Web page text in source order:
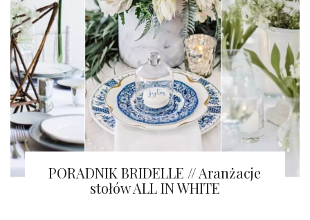
PORADNIK BRIDELLE // Aranżacje
stołów ALL IN WHITE